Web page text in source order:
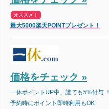
オススメ！
最大5000楽天POINTプレゼント！
価格をチェック »
一休ポイントUP中、誰でも5%付与 ！
予約時にポイント即時利用もOK